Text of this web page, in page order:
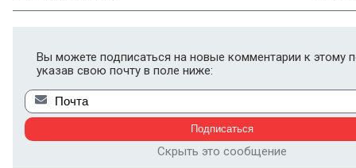
Вы можете подписаться на новые комментарии к этому
указав свою почту в поле ниже:
Скрыть это сообщение